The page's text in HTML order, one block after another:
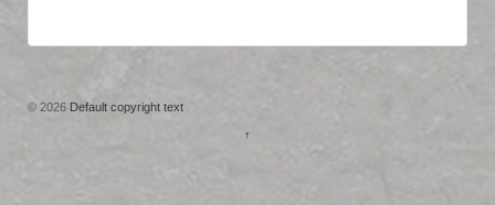
© 2026 Default copyright text
↑